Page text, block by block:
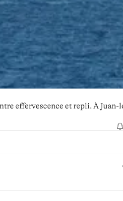
effervescence et repli. À